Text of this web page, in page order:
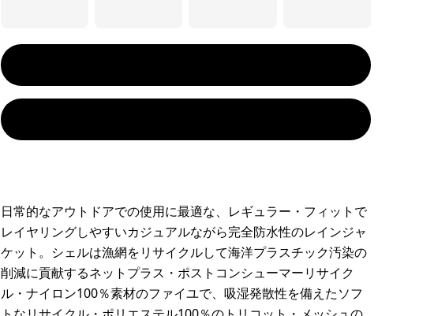
日常的なアウトドアでの使用に最適な、レギュラー・フィットで
レイヤリングしやすいカジュアルながら完全防水性のレインジャ
ケット。シェルは漁網をリサイクルして海洋プラスチック汚染の
削減に貢献するネットプラス・ポストコンシューマーリサイク
ル・ナイロン100％素材のファイユで、吸湿発散性を備えたソフ